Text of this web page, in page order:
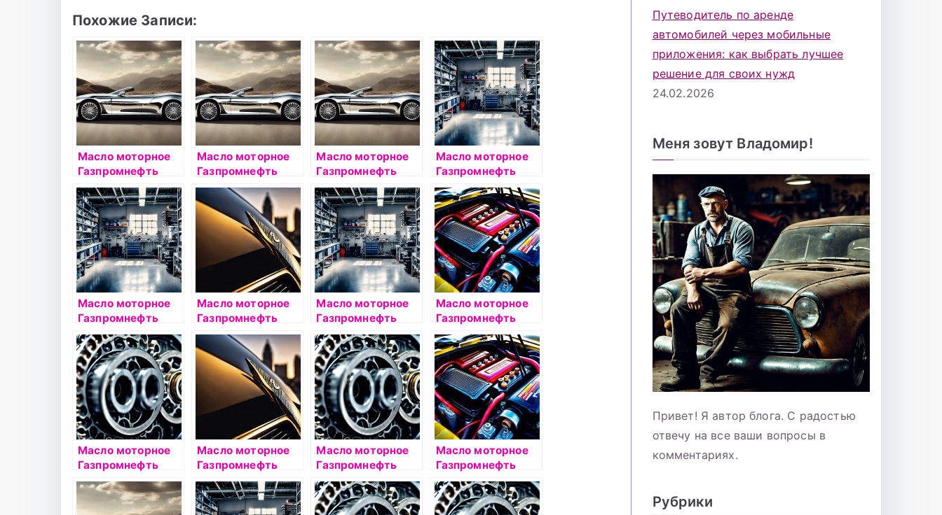
Похожие Записи:
Масло моторное
Газпромнефть
Ecogas 10W40 4л
Масло моторное
Газпромнефть
Premium C3 5W30
4л
Масло моторное
Газпромнефть
Premium N 5W40
1л
Масло моторное
Газпромнефть
Premium GF-5
5W30 4л
Масло моторное
Газпромнефть
Super 10W40 4л
Масло моторное
Газпромнефть
Standart 10W40
5л
Масло моторное
Газпромнефть
Premium N 5W40
4л
Масло моторное
Газпромнефть
Premium L 10W40
4л
Масло моторное
Газпромнефть
Мото 2Т 1л
Масло моторное
Газпромнефть
Premium L 5W40
1л
Масло моторное
Газпромнефть
Super 5W40 4л
Масло моторное
Газпромнефть
Premium C3 5W40
4л
Путеводитель по аренде
автомобилей через мобильные
приложения: как выбрать лучшее
решение для своих нужд
24.02.2026
Меня зовут Владомир!
Привет! Я автор блога. С радостью
отвечу на все ваши вопросы в
комментариях.
Рубрики